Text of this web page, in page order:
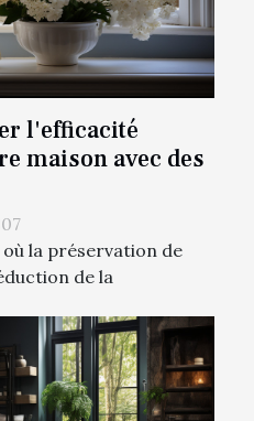
l'efficacité
maison avec des
la préservation de
de la